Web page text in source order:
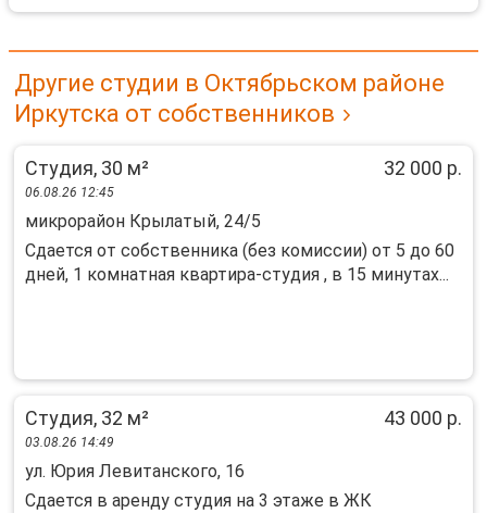
Другие студии в Октябрьском районе
Иркутска от собственников
Студия, 30 м² 32 000 р.
06.08.26 12:45
микрорайон Крылатый, 24/5
Сдается от собственника (без комиссии) от 5 до 60
дней, 1 комнатная квартира-студия , в 15 минутах...
Студия, 32 м² 43 000 р.
03.08.26 14:49
ул. Юрия Левитанского, 16
Сдается в аpeнду cтудия на 3 этаже в ЖК